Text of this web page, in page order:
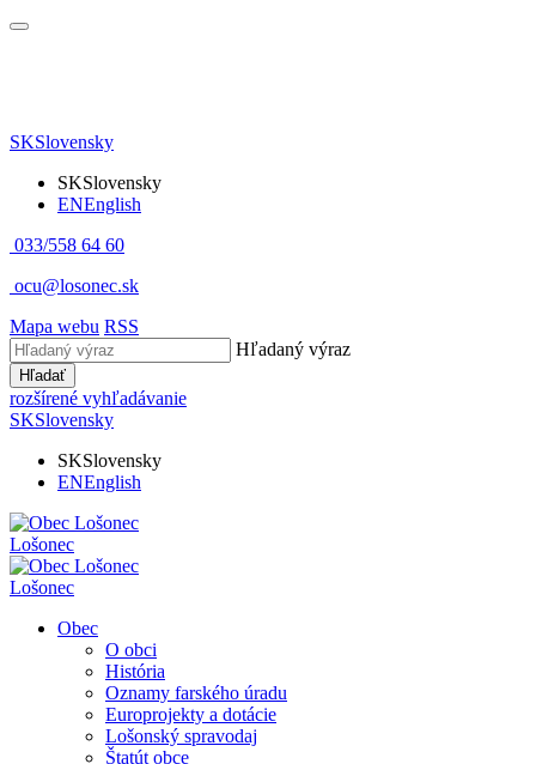
SKSlovensky
SKSlovensky
ENEnglish
033/558 64 60
ocu@losonec.sk
Mapa webu RSS
Hľadaný výraz
Hľadať
rozšírené vyhľadávanie
SKSlovensky
SKSlovensky
ENEnglish
Lošonec
Lošonec
Obec
O obci
História
Oznamy farského úradu
Europrojekty a dotácie
Lošonský spravodaj
Štatút obce